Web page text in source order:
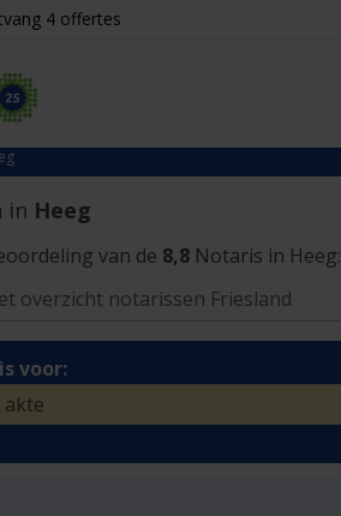
4 offertes
in Heeg
van de 8,8 Notaris in Heeg:
overzicht notarissen Friesland
voor: